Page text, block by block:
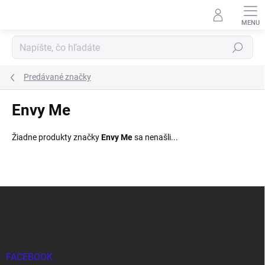
Hľadať
Predávané značky
Envy Me
Žiadne produkty značkyEnvy Mesa nenašli...
FACEBOOK